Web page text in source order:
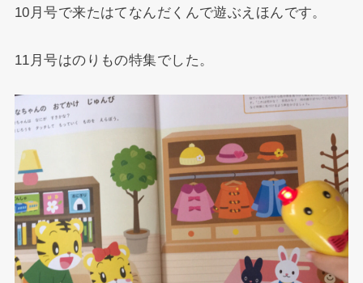
10月号で来たはてなんだくんで遊ぶえほんです。
11月号はのりもの特集でした。